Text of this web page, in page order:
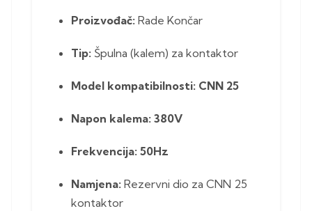
Proizvođač: Rade Končar
Tip: Špulna (kalem) za kontaktor
Model kompatibilnosti: CNN 25
Napon kalema: 380V
Frekvencija: 50Hz
Namjena: Rezervni dio za CNN 25
kontaktor